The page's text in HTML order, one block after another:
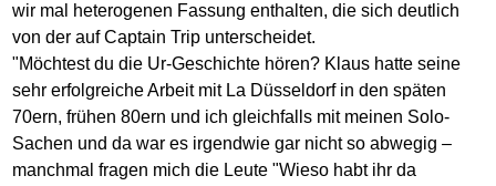
wir mal heterogenen Fassung enthalten, die sich deutlich
von der auf Captain Trip unterscheidet.
"Möchtest du die Ur-Geschichte hören? Klaus hatte seine
sehr erfolgreiche Arbeit mit La Düsseldorf in den späten
70ern, frühen 80ern und ich gleichfalls mit meinen Solo-
Sachen und da war es irgendwie gar nicht so abwegig –
manchmal fragen mich die Leute "Wieso habt ihr da